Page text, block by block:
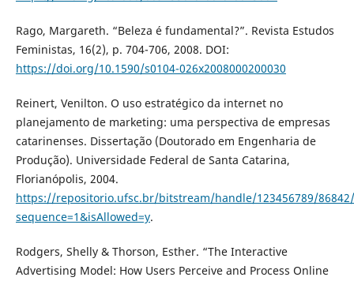
Rago, Margareth. “Beleza é fundamental?”. Revista Estudos
Feministas, 16(2), p. 704-706, 2008. DOI:
https://doi.org/10.1590/s0104-026x2008000200030
Reinert, Venilton. O uso estratégico da internet no
planejamento de marketing: uma perspectiva de empresas
catarinenses. Dissertação (Doutorado em Engenharia de
Produção). Universidade Federal de Santa Catarina,
Florianópolis, 2004.
https://repositorio.ufsc.br/bitstream/handle/123456789/
sequence=1&isAllowed=y.
Rodgers, Shelly & Thorson, Esther. “The Interactive
Advertising Model: How Users Perceive and Process Online